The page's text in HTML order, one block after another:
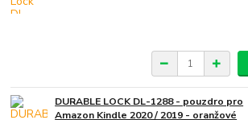
DURABLE LOCK DL-1288 - pouzdro pro
Amazon Kindle 2020 / 2019 - oranžové